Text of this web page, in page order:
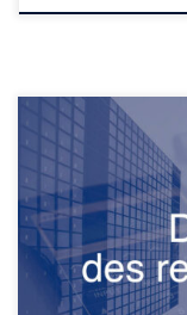
Je relate ici mon
investissement de
avec les SCPI,
pendant que tout
location, entretien,